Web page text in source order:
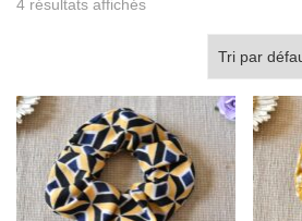
4 résultats affichés